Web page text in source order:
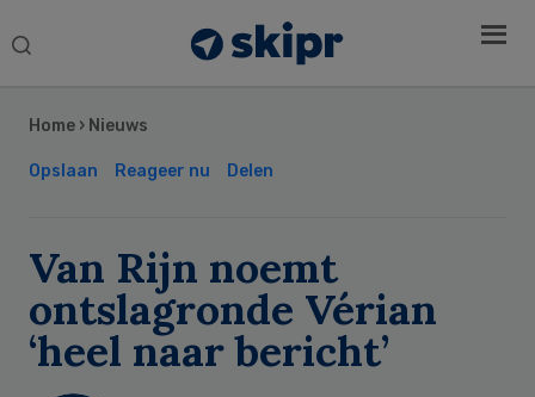
Search
Home › Nieuws
Opslaan Reageer nu Delen
Van Rijn noemt
ontslagronde Vérian
‘heel naar bericht’
Sidebar